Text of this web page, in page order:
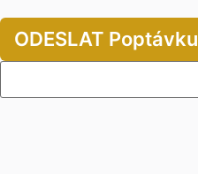
ODESLAT Poptávku